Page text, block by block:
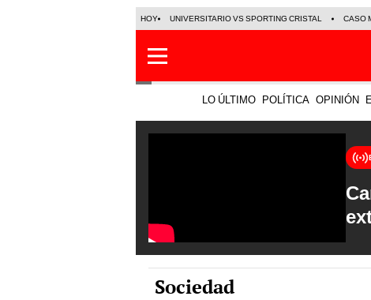
HOY UNIVERSITARIO VS SPORTING CRISTAL CASO
LO ÚLTIMO POLÍTICA OPINIÓN
Sociedad